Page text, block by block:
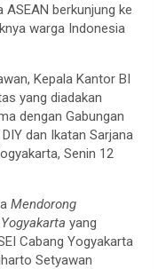
berkunjung ke
warga Indonesia
Kepala Kantor BI
yang diadakan
dengan Gabungan
dan Ikatan Sarjana
Senin 12
Mendorong
yang
Cabang Yogyakarta
Setyawan